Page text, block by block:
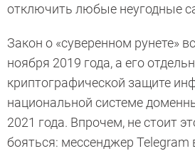
отключить любые неугодные
Закон о «суверенном рунете»
ноября 2019 года, а его
криптографической защите
национальной системе
2021 года. Впрочем, не стоит
бояться: мессенджер Telegram